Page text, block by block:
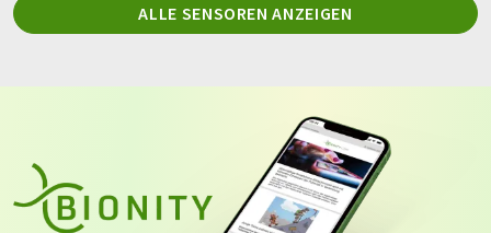
ALLE SENSOREN ANZEIGEN